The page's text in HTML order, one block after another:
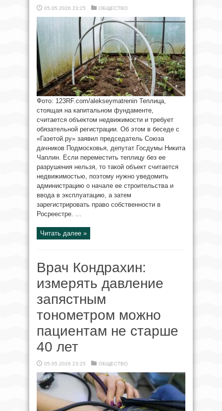
05.05.2026 23:25 ОБЩЕСТВО
Фото: 123RF.com/alekseymatrenin Теплица,
стоящая на капитальном фундаменте,
считается объектом недвижимости и требует
обязательной регистрации. Об этом в беседе с
«Газетой.ру» заявил председатель Союза
дачников Подмосковья, депутат Госдумы Никита
Чаплин. Если переместить теплицу без ее
разрушения нельзя, то такой объект считается
недвижимостью, поэтому нужно уведомить
администрацию о начале ее строительства и
ввода в эксплуатацию, а затем
зарегистрировать право собственности в
Росреестре. ...
Читать далее »
Врач Кондрахин:
измерять давление
запястным
тонометром можно
пациентам не старше
40 лет
05.05.2026 23:25 ОБЩЕСТВО